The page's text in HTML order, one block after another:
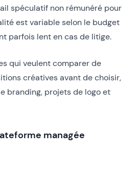
spéculatif non rémunéré pour
est variable selon le budget
parfois lent en cas de litige.
qui veulent comparer de
créatives avant de choisir,
branding, projets de logo et
managée